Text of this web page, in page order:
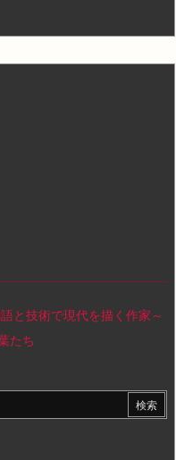
と技術で現代を描く作家～
たち